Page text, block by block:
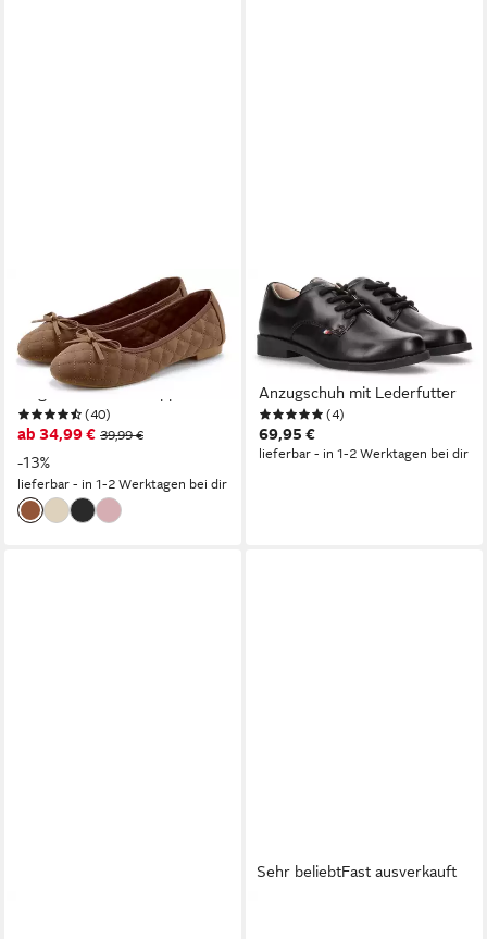
Slipper, Schlüpfschuh,
Freizeitschuh, Slip-On-
Sneaker, Ballerina mit
eleganter Schleifenapplikation
VEGAN
(40)
ab 34,99 € 39,99 €
-13%
lieferbar - in 1-2 Werktagen bei dir
TOMMY HILFIGER
Schnürschuh
Konfirmationsschuh,
Kommunionsschuh,
Anzugschuh mit Lederfutter
(4)
69,95 €
lieferbar - in 1-2 Werktagen bei dir
Sehr beliebtFast ausverkauft